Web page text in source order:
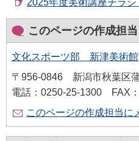
このページの作成担当
文化スポーツ部 新津美術館
〒956-0846 新潟市秋葉区
電話：0250-25-1300 FAX
このページの作成担当に